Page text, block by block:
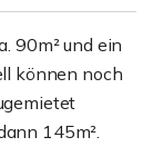
90m² und ein
können noch
145m².